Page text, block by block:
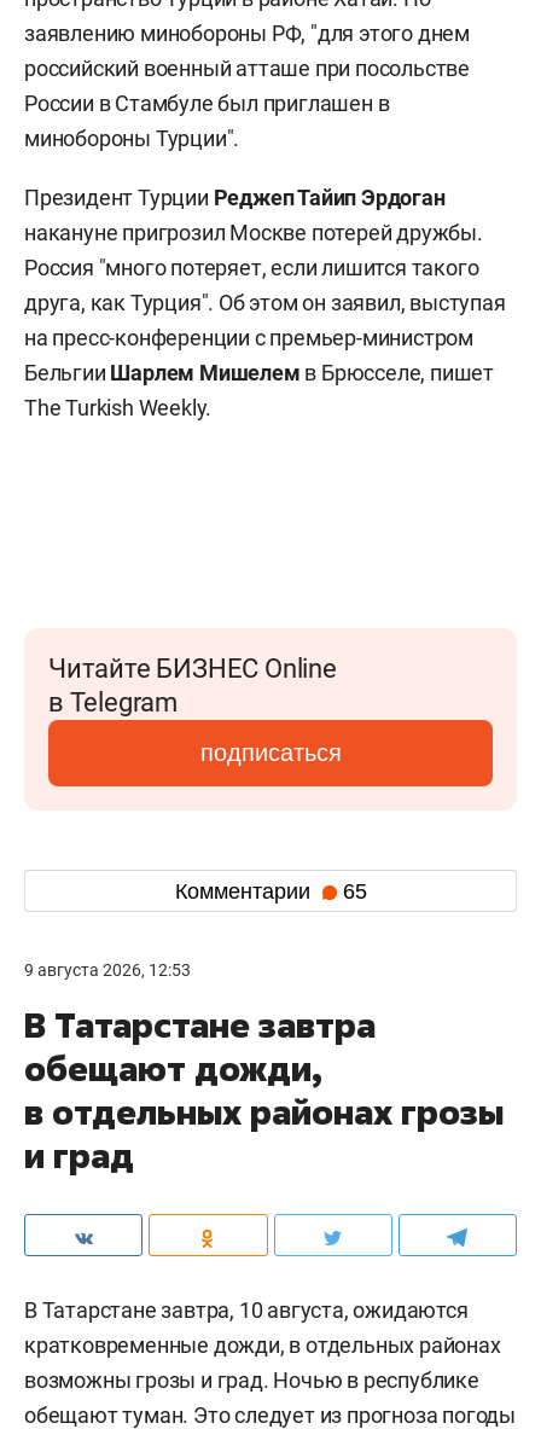
заявлению минобороны РФ, "для этого днем
российский военный атташе при посольстве
России в Стамбуле был приглашен в
минобороны Турции".
Президент Турции Реджеп Тайип Эрдоган
накануне пригрозил Москве потерей дружбы.
Россия "много потеряет, если лишится такого
друга, как Турция". Об этом он заявил, выступая
на пресс-конференции с премьер-министром
Бельгии Шарлем Мишелем в Брюсселе, пишет
The Turkish Weekly.
Читайте БИЗНЕС Online
в Telegram
подписаться
Комментарии 65
9 августа 2026, 12:53
В Татарстане завтра
обещают дожди,
в отдельных районах грозы
и град
В Татарстане завтра, 10 августа, ожидаются
кратковременные дожди, в отдельных районах
возможны грозы и град. Ночью в республике
обещают туман. Это следует из прогноза погоды